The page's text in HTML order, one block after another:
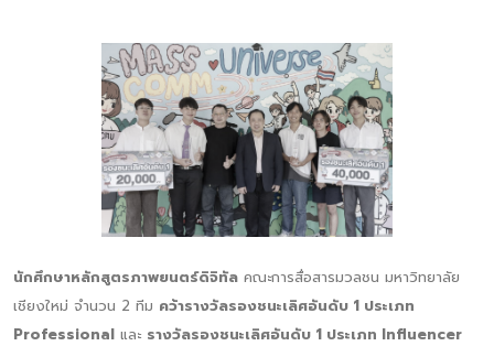
นักศึกษาหลักสูตรภาพยนตร์ดิจิทัล คณะการสื่อสารมวลชน มหาวิทยาลัย
เชียงใหม่ จำนวน 2 ทีม คว้ารางวัลรองชนะเลิศอันดับ 1 ประเภท
Professional และ รางวัลรองชนะเลิศอันดับ 1 ประเภท Influencer